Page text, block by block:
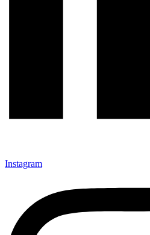
Instagram